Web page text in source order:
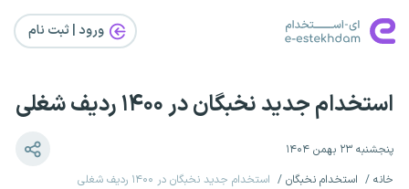
ورود | ثبت‌ نام
استخدام جدید نخبگان در ۱۴۰۰ ردیف شغلی
پنجشنبه ۲۳ بهمن ۱۴۰۴
خانه
استخدام نخبگان استخدام جدید نخبگان در ۱۴۰۰ ردیف شغلی